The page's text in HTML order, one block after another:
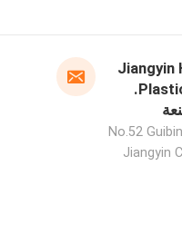
Jiangyin
Plastic Product Co., Ltd.
No.52
Jiangyin